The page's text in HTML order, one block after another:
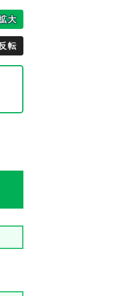
大
反転